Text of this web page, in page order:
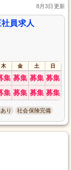
8月3日更新
員求人
木 金 土 日
集 募集 募集 募集
集 募集 募集 募集
り 社会保険完備